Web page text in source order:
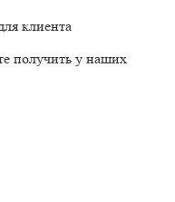
клиента
получить у наших